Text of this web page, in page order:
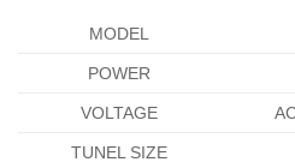
MODEL
POWER
VOLTAGE
TUNEL SIZE